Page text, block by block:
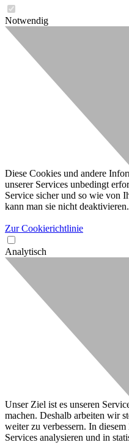
Notwendig
Diese Cookies und andere
unserer Services unbedingt
Service sicher und so wie von
kann man sie nicht deaktivieren.
Zur Cookierichtlinie
Analytisch
Unser Ziel ist es unseren
machen. Deshalb arbeiten wir
weiter zu verbessern. In
Services analysieren und in